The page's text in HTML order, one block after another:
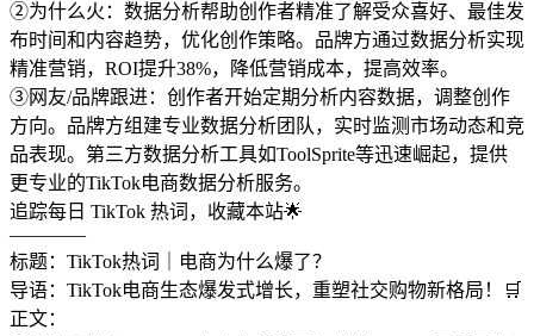
②为什么火：数据分析帮助创作者精准了解受众喜好、最佳发
布时间和内容趋势，优化创作策略。品牌方通过数据分析实现
精准营销，ROI提升38%，降低营销成本，提高效率。
③网友/品牌跟进：创作者开始定期分析内容数据，调整创作
方向。品牌方组建专业数据分析团队，实时监测市场动态和竞
品表现。第三方数据分析工具如ToolSprite等迅速崛起，提供
更专业的TikTok电商数据分析服务。
追踪每日 TikTok 热词，收藏本站🌟
————
标题：TikTok热词｜电商为什么爆了？
导语：TikTok电商生态爆发式增长，重塑社交购物新格局！🛒
正文：